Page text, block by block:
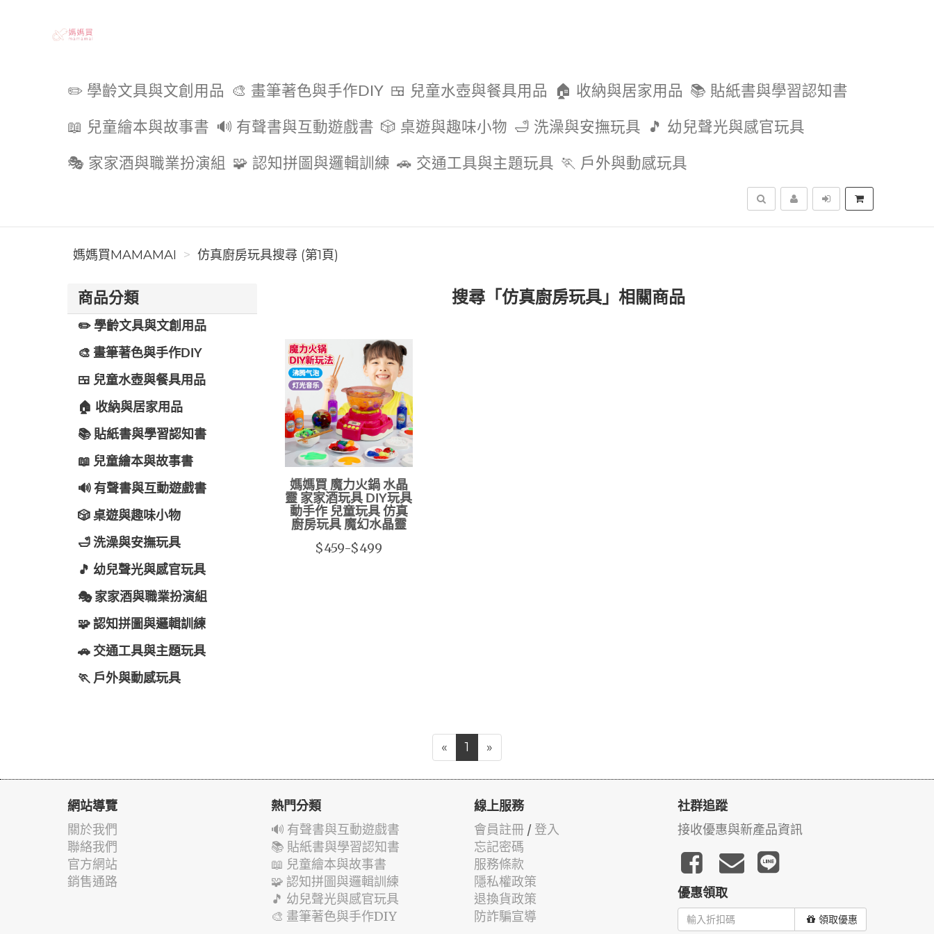
✏️ 學齡文具與文創用品 🎨 畫筆著色與手作DIY 🍱 兒童水壺與餐具用品 🏠 收納與居家用品 📚 貼紙書與學習認知書
📖 兒童繪本與故事書 🔊 有聲書與互動遊戲書 🎲 桌遊與趣味小物 🛁 洗澡與安撫玩具 🎵 幼兒聲光與感官玩具
🎭 家家酒與職業扮演組 🧩 認知拼圖與邏輯訓練 🚗 交通工具與主題玩具 🏃 戶外與動感玩具
搜尋
媽媽買MAMAMAI 仿真廚房玩具搜尋 (第1頁)
商品分類
✏️ 學齡文具與文創用品
🎨 畫筆著色與手作DIY
🍱 兒童水壺與餐具用品
🏠 收納與居家用品
📚 貼紙書與學習認知書
📖 兒童繪本與故事書
🔊 有聲書與互動遊戲書
🎲 桌遊與趣味小物
🛁 洗澡與安撫玩具
🎵 幼兒聲光與感官玩具
🎭 家家酒與職業扮演組
🧩 認知拼圖與邏輯訓練
🚗 交通工具與主題玩具
🏃 戶外與動感玩具
搜尋「仿真廚房玩具」相關商品
媽媽買 魔力火鍋 水晶
靈 家家酒玩具 DIY玩具
動手作 兒童玩具 仿真
廚房玩具 魔幻水晶靈
$459-$499
« 1 »
網站導覽
關於我們
聯絡我們
官方網站
銷售通路
熱門分類
🔊 有聲書與互動遊戲書
📚 貼紙書與學習認知書
📖 兒童繪本與故事書
🧩 認知拼圖與邏輯訓練
🎵 幼兒聲光與感官玩具
🎨 畫筆著色與手作DIY
線上服務
會員註冊 / 登入
忘記密碼
服務條款
隱私權政策
退換貨政策
防詐騙宣導
社群追蹤
接收優惠與新產品資訊
優惠領取
領取優惠